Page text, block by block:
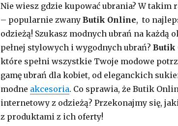
Nie wiesz gdzie kupować ubrania? W takim
– popularnie zwany Butik Online, to
odzieżą! Szukasz modnych ubrań na każdą
pełnej stylowych i wygodnych ubrań? Butik
które spełni wszystkie Twoje modowe
gamę ubrań dla kobiet, od eleganckich
modne akcesoria. Co sprawia, że Butik
internetowy z odzieżą? Przekonajmy się,
z produktami z ich oferty!